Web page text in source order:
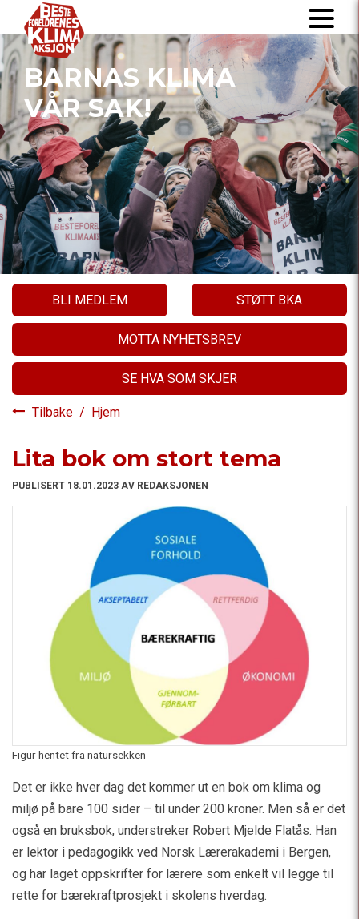
BARNAS KLIMA
VÅR SAK!
BLI MEDLEM STØTT BKA
MOTTA NYHETSBREV
SE HVA SOM SKJER
Tilbake / Hjem
Lita bok om stort tema
PUBLISERT 18.01.2023 AV REDAKSJONEN
Figur hentet fra natursekken
Det er ikke hver dag det kommer ut en bok om klima og
miljø på bare 100 sider – til under 200 kroner. Men så er det
også en bruksbok, understreker Robert Mjelde Flatås. Han
er lektor i pedagogikk ved Norsk Lærerakademi i Bergen,
og har laget oppskrifter for lærere som enkelt vil legge til
rette for bærekraftprosjekt i skolens hverdag.